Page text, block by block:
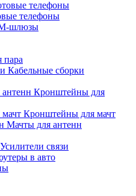
телефоны
шлюзы
пара
Кабельные сборки
Кронштейны для
Кронштейны для мачт
Мачты для антенн
Усилители связи
в авто